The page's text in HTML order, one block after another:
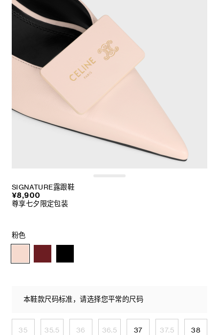
SIGNATURE露跟鞋
¥8,900
尊享七夕限定包装
粉色
本鞋款尺码标准，请选择您平常的尺码
35 35.5 36 36.5 37 37.5 38